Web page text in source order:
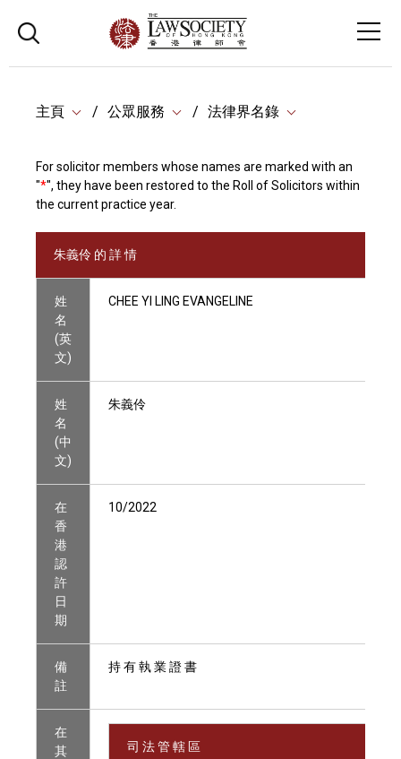
主頁 公眾服務 法律界名錄
For solicitor members whose names are marked with an
"*", they have been restored to the Roll of Solicitors within
the current practice year.
朱義伶 的 詳 情
姓
名
(英
文)
CHEE YI LING EVANGELINE
姓
名
(中
文)
朱義伶
在
香
港
認
許
日
期
10/2022
備
註
持 有 執 業 證 書
在
其
司 法 管 轄 區